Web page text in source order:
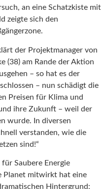
an eine Schatzkiste mit
zeigte sich den
der Projektmanager von
(38) am Rande der Aktion
– so hat es der
– nun schädigt die
Preisen für Klima und
ihre Zukunft – weil der
wurde. In diversen
verstanden, wie die
sind!“
Saubere Energie
Planet mitwirkt hat eine
Hintergrund: